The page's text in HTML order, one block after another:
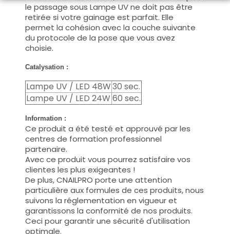
le passage sous Lampe UV ne doit pas être
retirée si votre gainage est parfait. Elle
permet la cohésion avec la couche suivante
du protocole de la pose que vous avez
choisie.
Catalysation :
Lampe UV / LED 48W30 sec.
Lampe UV / LED 24W 60 sec.
Information :
Ce produit a été testé et approuvé par les
centres de formation professionnel
partenaire.
Avec ce produit vous pourrez satisfaire vos
clientes les plus exigeantes !
De plus, CNAILPRO porte une attention
particulière aux formules de ces produits, nous
suivons la réglementation en vigueur et
garantissons la conformité de nos produits.
Ceci pour garantir une sécurité d'utilisation
optimale.